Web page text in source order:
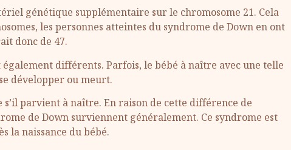
génétique supplémentaire sur le chromosome 21. Cela
les personnes atteintes du syndrome de Down en ont
donc de 47.
différents. Parfois, le bébé à naître avec une telle
développer ou meurt.
parvient à naître. En raison de cette différence de
de Down surviennent généralement. Ce syndrome est
la naissance du bébé.